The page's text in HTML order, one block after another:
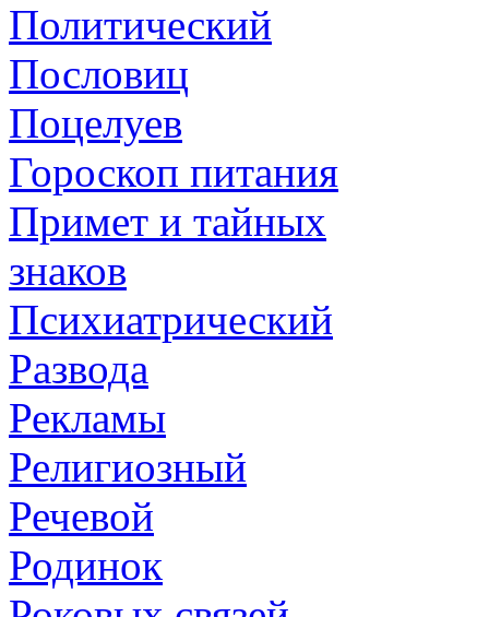
Политический
Пословиц
Поцелуев
Гороскоп питания
Примет и тайных
знаков
Психиатрический
Развода
Рекламы
Религиозный
Речевой
Родинок